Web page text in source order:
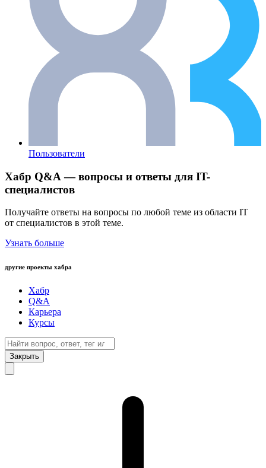
Пользователи
Хабр Q&A — вопросы и ответы для IT-
специалистов
Получайте ответы на вопросы по любой теме из области IT
от специалистов в этой теме.
Узнать больше
другие проекты хабра
Хабр
Q&A
Карьера
Курсы
Закрыть